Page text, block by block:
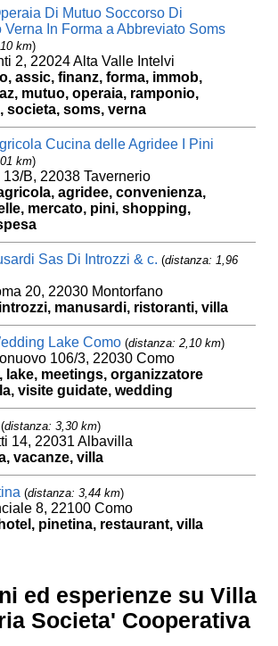
Di Mutuo Soccorso Di
Verna In Forma a Abbreviato Soms
km)
2, 22024 Alta Valle Intelvi
assic, finanz, forma, immob,
mutuo, operaia, ramponio,
societa, soms, verna
Cucina delle Agridee I Pini
km)
B, 22038 Tavernerio
agridee, convenienza,
mercato, pini, shopping,
Sas Di Introzzi & c. (distanza: 1,96
20, 22030 Montorfano
manusardi, ristoranti, villa
Lake Como (distanza: 2,10 km)
106/3, 22030 Como
lake, meetings, organizzatore
visite guidate, wedding
(distanza: 3,30 km)
14, 22031 Albavilla
vacanze, villa
(distanza: 3,44 km)
8, 22100 Como
pinetina, restaurant, villa
ed esperienze su Villa
Societa' Cooperativa